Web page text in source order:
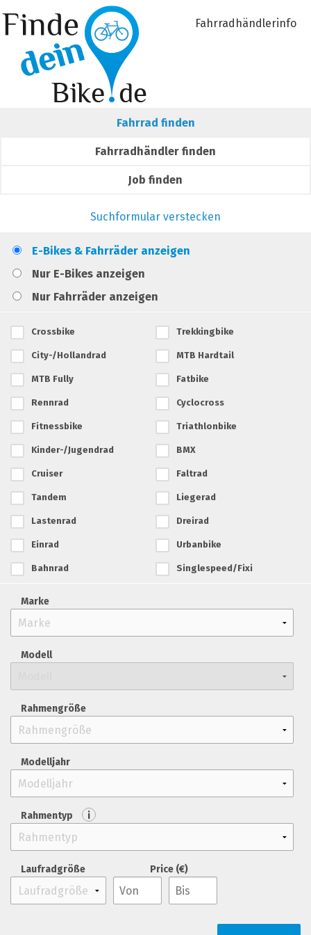
Fahrrad finden
Fahrradhändler finden
Job finden
Fahrradhändlerinfo
Suchformular verstecken
E-Bikes & Fahrräder anzeigen
Nur E-Bikes anzeigen
Nur Fahrräder anzeigen
Crossbike Trekkingbike
City-/Hollandrad MTB Hardtail
MTB Fully Fatbike
Rennrad Cyclocross
Fitnessbike Triathlonbike
Kinder-/Jugendrad BMX
Cruiser Faltrad
Tandem Liegerad
Lastenrad Dreirad
Einrad Urbanbike
Bahnrad Singlespeed/Fixi
Marke
Modell
Rahmengröße
Modelljahr
Rahmentyp i
Laufradgröße Price (€)